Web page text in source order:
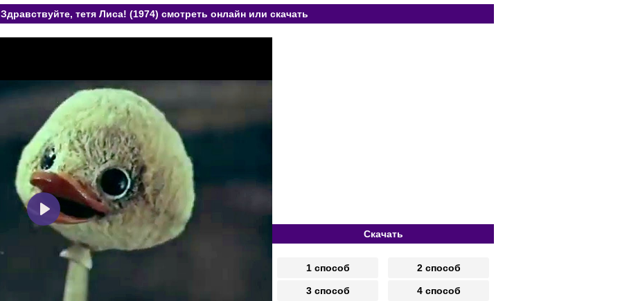
Здравствуйте, тетя Лиса! (1974) смотреть онлайн или скачать
Play
Скачать
1 способ 2 способ
3 способ 4 способ